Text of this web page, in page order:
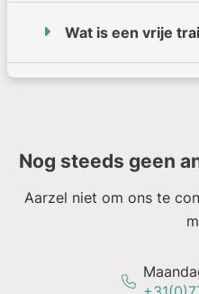
Wat is een vrije
Nog steeds geen
Aarzel niet om ons te